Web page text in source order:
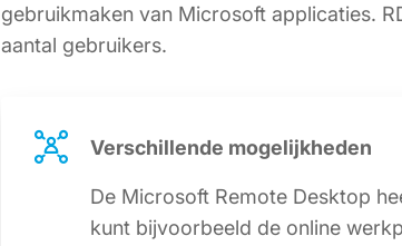
gebruikmaken van Microsoft applicaties.
aantal gebruikers.
Verschillende mogelijkheden
De Microsoft Remote Desktop
kunt bijvoorbeeld de online